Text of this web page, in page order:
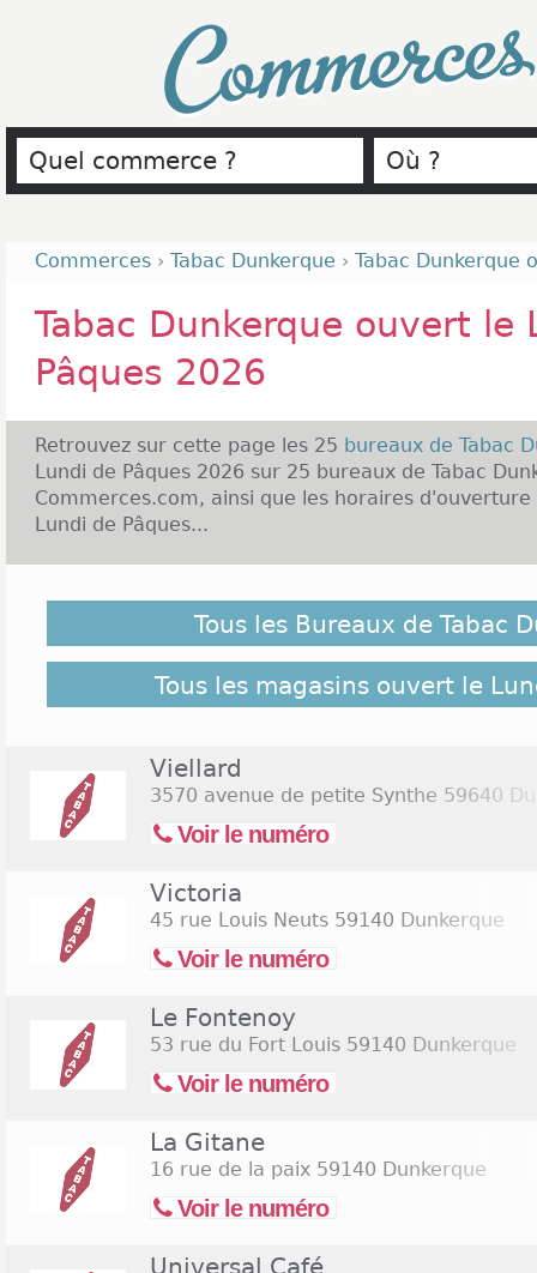
Commerces › Tabac Dunkerque › Tabac Dunkerque
Tabac Dunkerque ouvert le
Pâques 2026
Retrouvez sur cette page les 25 bureaux de Tabac
Lundi de Pâques 2026 sur 25 bureaux de Tabac
Commerces.com, ainsi que les horaires d'ouverture
Lundi de Pâques...
ouverts le Lundi de Pâques 2026 ne soient pas
suivant pour retrouver l'ensemble des Tabac
Commerces.com :25 bureaux de Tabac Dunkerque
Tous les Bureaux de Tabac
Tous les magasins ouvert le
Viellard
3570 avenue de petite Synthe 59640
Voir le numéro
Victoria
45 rue Louis Neuts 59140 Dunkerque
Voir le numéro
Le Fontenoy
53 rue du Fort Louis 59140 Dunkerque
Voir le numéro
La Gitane
16 rue de la paix 59140 Dunkerque
Voir le numéro
Universal Café